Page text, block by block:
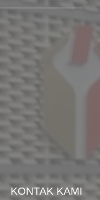
KONTAK KAMI